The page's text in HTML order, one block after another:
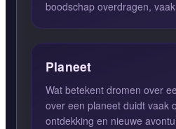
boodschap overdragen,
Planeet
Wat betekent dromen over een
over een planeet duidt vaak
ontdekking en nieuwe